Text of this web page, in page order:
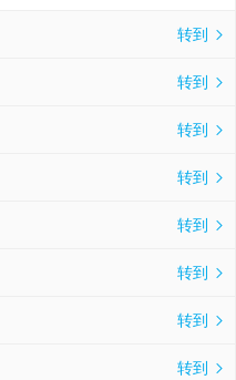
转到 
转到 
转到 
转到 
转到 
转到 
转到 
转到 